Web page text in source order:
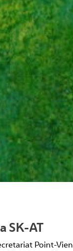
SK-AT
Point-